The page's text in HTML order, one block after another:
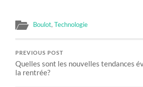
Boulot,Technologie
PREVIOUS POST
Quelles sont les nouvelles tendances
la rentrée?